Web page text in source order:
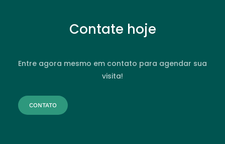
Contate hoje
Entre agora mesmo em contato para agendar sua
visita!
CONTATO